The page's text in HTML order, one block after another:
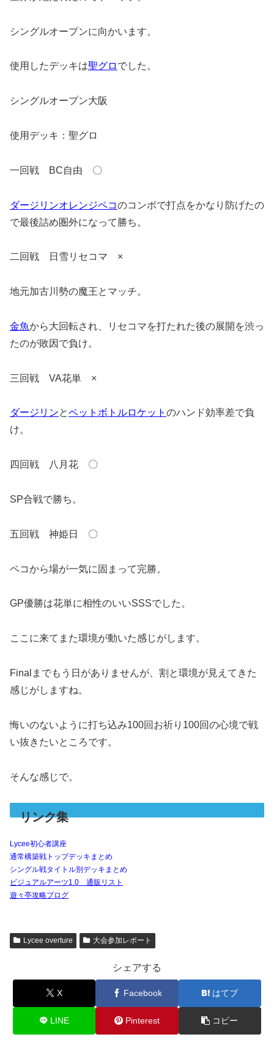
シングルオープンに向かいます。
使用したデッキは聖グロ でした。
シングルオープン大阪
使用デッキ：聖グロ
一回戦 BC自由 〇
ダージリンオレンジペコのコンボで打点をかなり防げたの
で最後詰め圏外になって勝ち。
二回戦 日雪リセコマ ×
地元加古川勢の魔王とマッチ。
金魚から大回転され、リセコマを打たれた後の展開を渋っ
たのが敗因で負け。
三回戦 VA花単 ×
ダージリンとペットボトルロケット のハンド効率差で負
け。
四回戦 八月花 〇
SP合戦で勝ち。
五回戦 神姫日 〇
ペコから場が一気に固まって完勝。
GP優勝は花単に相性のいいSSSでした。
ここに来てまた環境が動いた感じがします。
Finalまでもう日がありませんが、割と環境が見えてきた
感じがしますね。
悔いのないように打ち込み100回お祈り100回の心境で戦
い抜きたいところです。
そんな感じで。
リンク集
Lycee初心者講座
通常構築戦トップデッキまとめ
シングル戦タイトル別デッキまとめ
ビジュアルアーツ1.0 通販リスト
遊々亭攻略ブログ
Lycee overture 大会参加レポート
シェアする
X Facebook はてブ
LINE Pinterest コピー